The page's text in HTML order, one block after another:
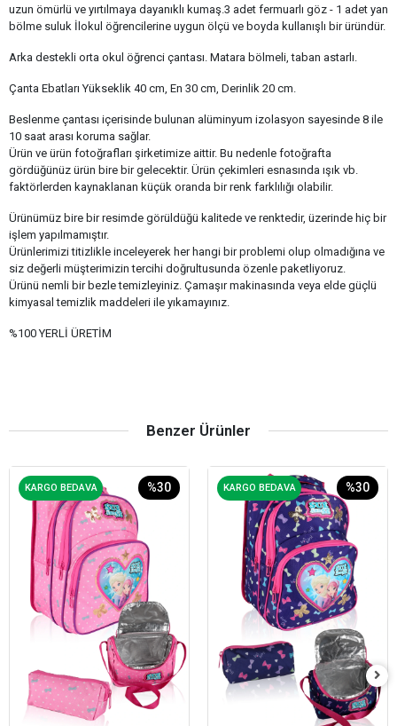
uzun ömürlü ve yırtılmaya dayanıklı kumaş.3 adet fermuarlı göz - 1 adet yan
bölme suluk İlokul öğrencilerine uygun ölçü ve boyda kullanışlı bir üründür.
Arka destekli orta okul öğrenci çantası. Matara bölmeli, taban astarlı.
Çanta Ebatları Yükseklik 40 cm, En 30 cm, Derinlik 20 cm.
Beslenme çantası içerisinde bulunan alüminyum izolasyon sayesinde 8 ile
10 saat arası koruma sağlar.
Ürün ve ürün fotoğrafları şirketimize aittir. Bu nedenle fotoğrafta
gördüğünüz ürün bire bir gelecektir. Ürün çekimleri esnasında ışık vb.
faktörlerden kaynaklanan küçük oranda bir renk farklılığı olabilir.
Ürünümüz bire bir resimde görüldüğü kalitede ve renktedir, üzerinde hiç bir
işlem yapılmamıştır.
Ürünlerimizi titizlikle inceleyerek her hangi bir problemi olup olmadığına ve
siz değerli müşterimizin tercihi doğrultusunda özenle paketliyoruz.
Ürünü nemli bir bezle temizleyiniz. Çamaşır makinasında veya elde güçlü
kimyasal temizlik maddeleri ile yıkamayınız.
%100 YERLİ ÜRETİM
Benzer Ürünler
KARGO BEDAVA %30 KARGO BEDAVA %30